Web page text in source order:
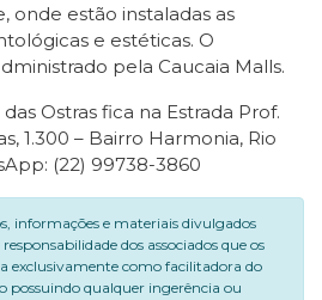
onde estão instaladas as
e estéticas. O
pela Caucaia Malls.
Ostras fica na Estrada Prof.
1.300 – Bairro Harmonia, Rio
(22) 99738-3860
informações e materiais divulgados
dos associados que os
exclusivamente como facilitadora do
possuindo qualquer ingerência ou